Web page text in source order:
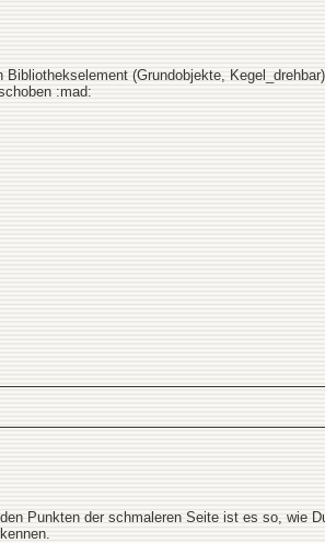
(Grundobjekte,
:mad:
Punkten der schmaleren Seite ist es so, wie